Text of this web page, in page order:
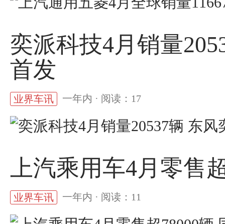
奕派科技4月销量
首发
业界车讯 一年内 · 阅读：17
上汽乘用车4月零售
业界车讯 一年内 · 阅读：11